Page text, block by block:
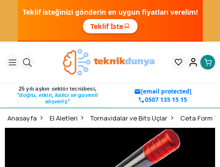
Teklif isteğinizi gönderin en uygun fiyatları verelim!
Teklif İste
25 yılı aşkın sektör tecrübesi,
"doğru, etkin, kalıcı ve güvenli
alışveriş"
[email protected]
0507 135 15 15
Anasayfa El Aletleri Tornavidalar ve Bits Uçlar